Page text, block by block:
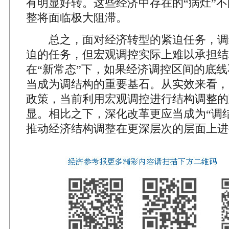
有明显好转。这些经济中存在的“病灶”
整将面临极大阻滞。
总之，面对经济转型的紧迫任务，调
迫的任务，但宏观调控实际上难以承担
在“新常态”下，如果经济调控区间的底
当成为调结构的重要基石。从实效来看
政策，当前利用宏观调控进行结构调整
显。相比之下，深化改革更应当成为“调
推动经济结构调整在更深层次的层面上